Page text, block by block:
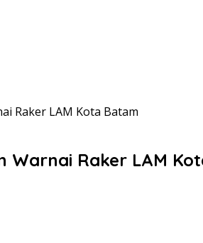
Raker LAM Kota Batam
Warnai Raker LAM